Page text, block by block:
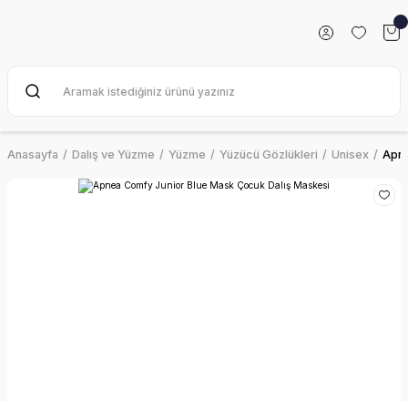
Anasayfa Dalış ve Yüzme Yüzme Yüzücü Gözlükleri Unisex